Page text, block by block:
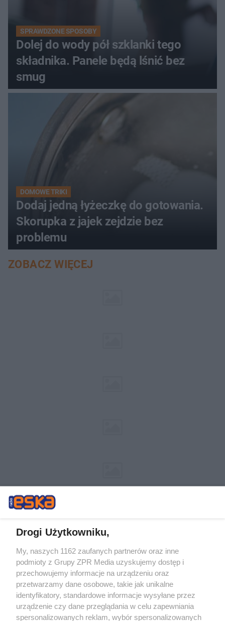
SPRAWDZONE SPOSOBY
Dolej do wody pół szklanki tego
składnika. Panele będą lśnić bez
smug
DOMOWE TRIKI
Dodaj jedną łyżeczkę do gotowania.
Skorupka z jajek zejdzie bez
problemu
ZOBACZ WIĘCEJ
Żaden utwór zamieszczony w serwisie nie może być powielany i
rozpowszechniany lub dalej rozpowszechniany w jakikolwiek sposób (w
tym także elektroniczny lub mechaniczny) na jakimkolwiek polu
eksploatacji w jakiejkolwiek formie, włącznie z umieszczaniem w
Internecie bez pisemnej zgody właściciela praw. Jakiekolwiek użycie lub
wykorzystanie utworów w całości lub w części z naruszeniem prawa,
tzn. bez właściwej zgody, jest zabronione pod groźbą kary i może być
ścigane prawnie.
Drogi Użytkowniku,
My, naszych 1162 zaufanych partnerów oraz inne
podmioty z Grupy ZPR Media uzyskujemy dostęp i
przechowujemy informacje na urządzeniu oraz
przetwarzamy dane osobowe, takie jak unikalne
identyfikatory, standardowe informacje wysyłane przez
urządzenie czy dane przeglądania w celu zapewniania
spersonalizowanych reklam, wybór spersonalizowanych